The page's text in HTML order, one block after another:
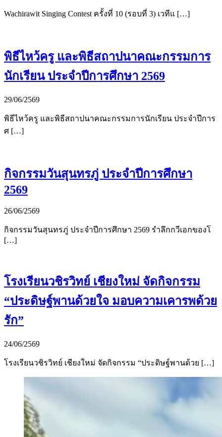
Wachirawit Singing Contest ครั้งที่ 10 (รอบที่ 3) เวทีแ […]
พิธีไหว้ครู และพิธีสถาปนาคณะกรรมการ
นักเรียน ประจำปีการศึกษา 2569
29/06/2569
พิธีไหว้ครู และพิธีสถาปนาคณะกรรมการนักเรียน ประจำปีการ
ศ […]
กิจกรรมวันสุนทรภู่ ประจำปีการศึกษา
2569
26/06/2569
กิจกรรมวันสุนทรภู่ ประจำปีการศึกษา 2569 รำลึกกวีเอกของโ
[…]
โรงเรียนวชิรวิทย์ เชียงใหม่ จัดกิจกรรม
“ประดิษฐ์พานด้วยใจ มอบความเคารพด้วย
รัก”
24/06/2569
โรงเรียนวชิรวิทย์ เชียงใหม่ จัดกิจกรรม “ประดิษฐ์พานด้วย […]